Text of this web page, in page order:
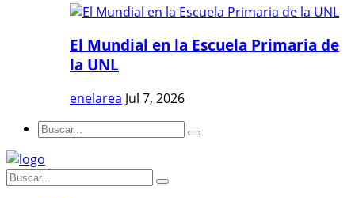
El Mundial en la Escuela Primaria de
la UNL
enelarea Jul 7, 2026